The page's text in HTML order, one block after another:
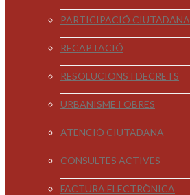
PARTICIPACIÓ CIUTADANA
RECAPTACIÓ
RESOLUCIONS I DECRETS
URBANISME I OBRES
ATENCIÓ CIUTADANA
CONSULTES ACTIVES
FACTURA ELECTRÒNICA